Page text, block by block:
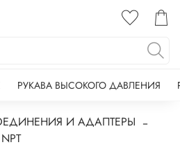
РУКАВА ВЫСОКОГО ДАВЛЕНИЯ
И АДАПТЕРЫ